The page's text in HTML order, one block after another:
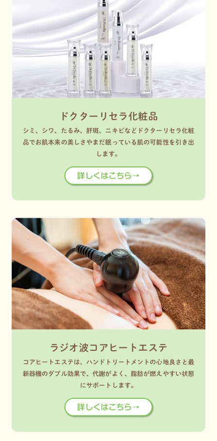
ドクターリセラ化粧品
シミ、シワ、たるみ、肝斑、ニキビなどドクターリセラ化粧
品でお肌本来の美しさやまだ眠っている肌の可能性を引き出
します。
詳しくはこちら→
ラジオ波コアヒートエステ
コアヒートエステは、ハンドトリートメントの心地良さと最
新器機のダブル効果で、代謝がよく、脂肪が燃えやすい状態
にサポートします。
詳しくはこちら→